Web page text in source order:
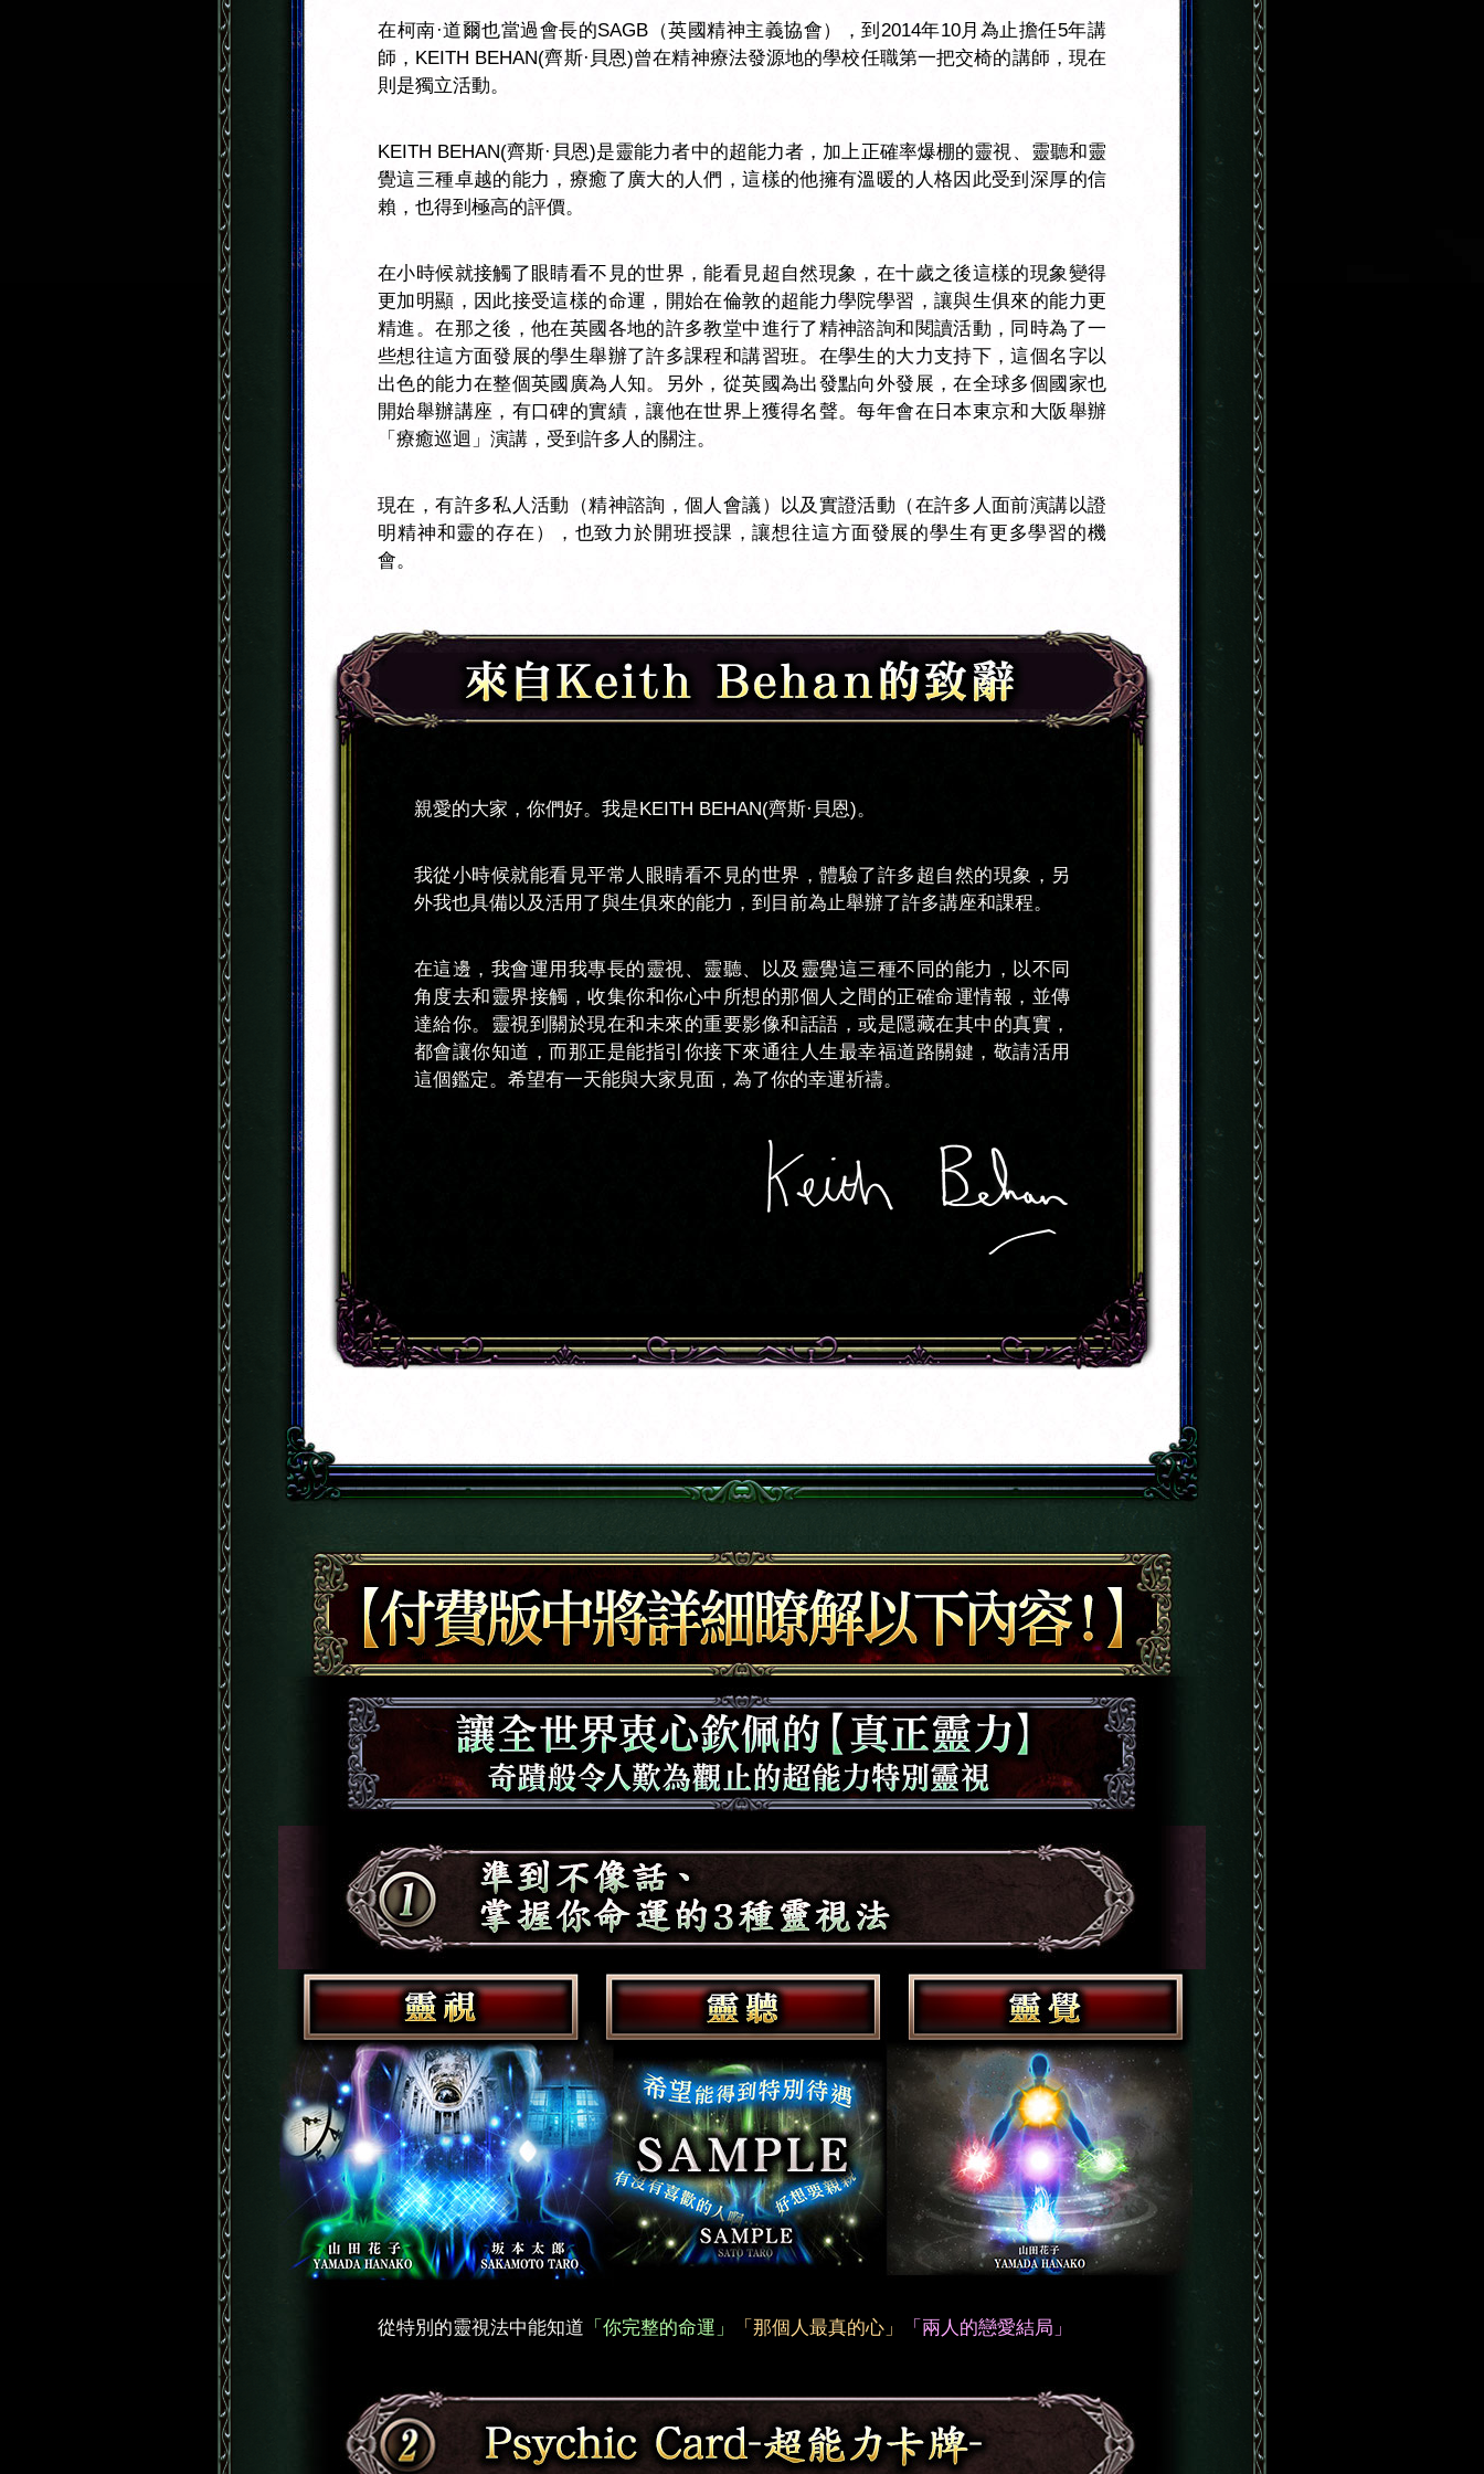
在柯南·道爾也當過會長的SAGB（英國精神主義協會），到2014年10月為止擔任5年講
師，KEITH BEHAN(齊斯·貝恩)曾在精神療法發源地的學校任職第一把交椅的講師，現在
則是獨立活動。
KEITH BEHAN(齊斯·貝恩)是靈能力者中的超能力者，加上正確率爆棚的靈視、靈聽和靈
覺這三種卓越的能力，療癒了廣大的人們，這樣的他擁有溫暖的人格因此受到深厚的信
賴，也得到極高的評價。
在小時候就接觸了眼睛看不見的世界，能看見超自然現象，在十歲之後這樣的現象變得
更加明顯，因此接受這樣的命運，開始在倫敦的超能力學院學習，讓與生俱來的能力更
精進。在那之後，他在英國各地的許多教堂中進行了精神諮詢和閱讀活動，同時為了一
些想往這方面發展的學生舉辦了許多課程和講習班。在學生的大力支持下，這個名字以
出色的能力在整個英國廣為人知。另外，從英國為出發點向外發展，在全球多個國家也
開始舉辦講座，有口碑的實績，讓他在世界上獲得名聲。每年會在日本東京和大阪舉辦
「療癒巡迴」演講，受到許多人的關注。
現在，有許多私人活動（精神諮詢，個人會議）以及實證活動（在許多人面前演講以證
明精神和靈的存在），也致力於開班授課，讓想往這方面發展的學生有更多學習的機
會。
親愛的大家，你們好。我是KEITH BEHAN(齊斯·貝恩)。
我從小時候就能看見平常人眼睛看不見的世界，體驗了許多超自然的現象，另
外我也具備以及活用了與生俱來的能力，到目前為止舉辦了許多講座和課程。
在這邊，我會運用我專長的靈視、靈聽、以及靈覺這三種不同的能力，以不同
角度去和靈界接觸，收集你和你心中所想的那個人之間的正確命運情報，並傳
達給你。靈視到關於現在和未來的重要影像和話語，或是隱藏在其中的真實，
都會讓你知道，而那正是能指引你接下來通往人生最幸福道路關鍵，敬請活用
這個鑑定。希望有一天能與大家見面，為了你的幸運祈禱。
從特別的靈視法中能知道 「你完整的命運」 「那個人最真的心」 「兩人的戀愛結局」